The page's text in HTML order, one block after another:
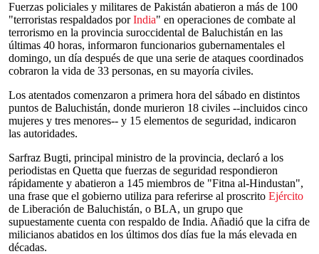
Fuerzas policiales y militares de Pakistán abatieron a más de 100
"terroristas respaldados porIndia" en operaciones de combate al
terrorismo en la provincia suroccidental de Baluchistán en las
últimas 40 horas, informaron funcionarios gubernamentales el
domingo, un día después de que una serie de ataques coordinados
cobraron la vida de 33 personas, en su mayoría civiles.
Los atentados comenzaron a primera hora del sábado en distintos
puntos de Baluchistán, donde murieron 18 civiles --incluidos cinco
mujeres y tres menores-- y 15 elementos de seguridad, indicaron
las autoridades.
Sarfraz Bugti, principal ministro de la provincia, declaró a los
periodistas en Quetta que fuerzas de seguridad respondieron
rápidamente y abatieron a 145 miembros de "Fitna al-Hindustan",
una frase que el gobierno utiliza para referirse al proscrito Ejército
de Liberación de Baluchistán, o BLA, un grupo que
supuestamente cuenta con respaldo de India. Añadió que la cifra de
milicianos abatidos en los últimos dos días fue la más elevada en
décadas.